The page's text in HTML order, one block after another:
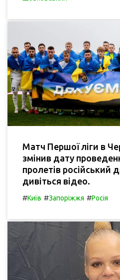
Матч Першої ліги в
змінив дату
пролетів російський
дивіться відео.
#Київ #Запоріжжя #Росія